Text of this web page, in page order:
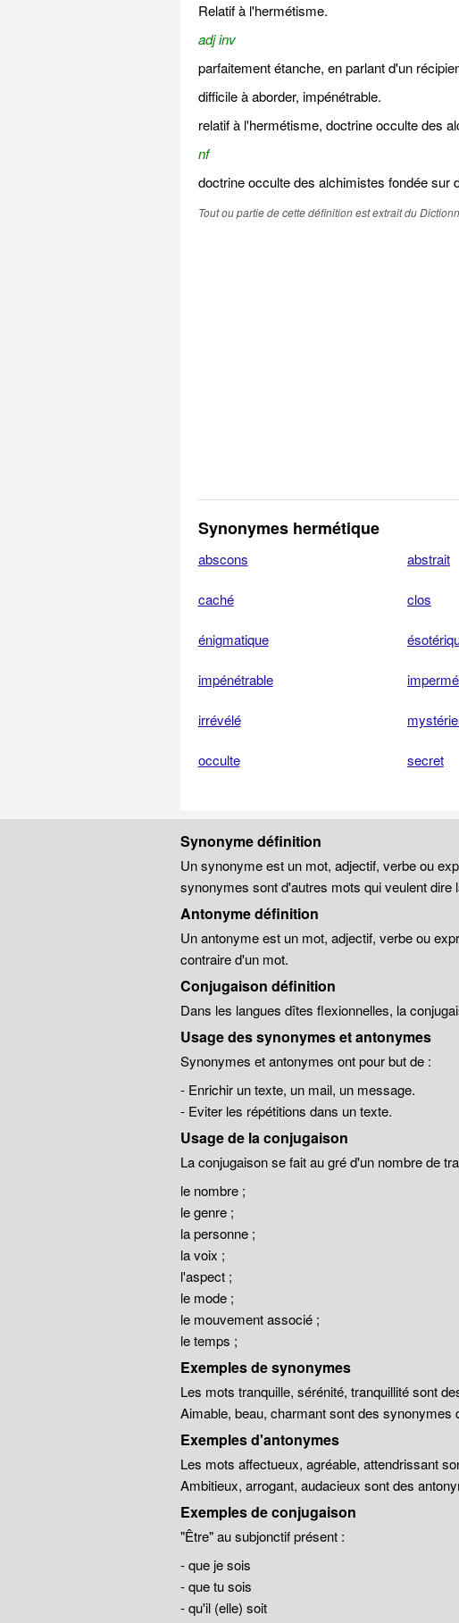
Relatif à l'hermétisme.
adj inv
parfaitement étanche, en parlant d'un
difficile à aborder, impénétrable.
relatif à l'hermétisme, doctrine occulte des
nf
doctrine occulte des alchimistes fondée sur
Tout ou partie de cette définition est extrait du
Synonymes hermétique
abscons abstrait
caché clos
énigmatique
impénétrable
irrévélé
occulte secret
Synonyme définition
Un synonyme est un mot, adjectif, verbe ou
synonymes sont d'autres mots qui veulent
Antonyme définition
Un antonyme est un mot, adjectif, verbe ou
contraire d'un mot.
Conjugaison définition
Dans les langues dîtes flexionnelles, la
Usage des synonymes et antonymes
Synonymes et antonymes ont pour but de :
- Enrichir un texte, un mail, un message.
- Eviter les répétitions dans un texte.
Usage de la conjugaison
La conjugaison se fait au gré d'un nombre de
le nombre ;
le genre ;
la personne ;
la voix ;
l'aspect ;
le mode ;
le mouvement associé ;
le temps ;
Exemples de synonymes
Les mots tranquille, sérénité, tranquillité sont
Aimable, beau, charmant sont des synonymes
Exemples d'antonymes
Les mots affectueux, agréable, attendrissant
Ambitieux, arrogant, audacieux sont des
Exemples de conjugaison
"Être" au subjonctif présent :
- que je sois
- que tu sois
- qu'il (elle) soit